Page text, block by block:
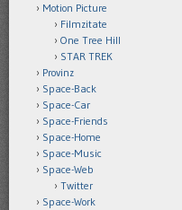
Motion Picture
Filmzitate
One Tree Hill
STAR TREK
Provinz
Space-Back
Space-Car
Space-Friends
Space-Home
Space-Music
Space-Web
Twitter
Space-Work